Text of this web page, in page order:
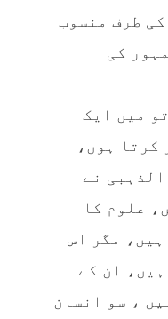
طرف منسوب
کی
میں ایک
کرتا ہوں،
نے
علوم کا
ہیں، مگر اس
ان کے
، سو انسان